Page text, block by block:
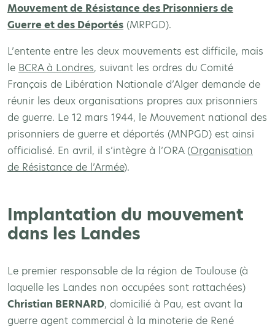
Mouvement de Résistance des Prisonniers de
Guerre et des Déportés (MRPGD).
L’entente entre les deux mouvements est difficile, mais
le BCRA à Londres, suivant les ordres du Comité
Français de Libération Nationale d’Alger demande de
réunir les deux organisations propres aux prisonniers
de guerre. Le 12 mars 1944, le Mouvement national des
prisonniers de guerre et déportés (MNPGD) est ainsi
officialisé. En avril, il s’intègre à l’ORA (Organisation
de Résistance de l’Armée).
Implantation du mouvement
dans les Landes
Le premier responsable de la région de Toulouse (à
laquelle les Landes non occupées sont rattachées)
Christian BERNARD, domicilié à Pau, est avant la
guerre agent commercial à la minoterie de René